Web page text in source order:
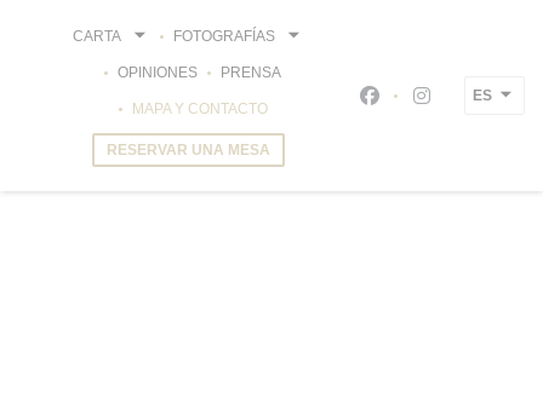
CARTA FOTOGRAFÍAS
OPINIONES PRENSA
MAPA Y CONTACTO
RESERVAR UNA MESA
Facebook ((abre
Instagram
ES